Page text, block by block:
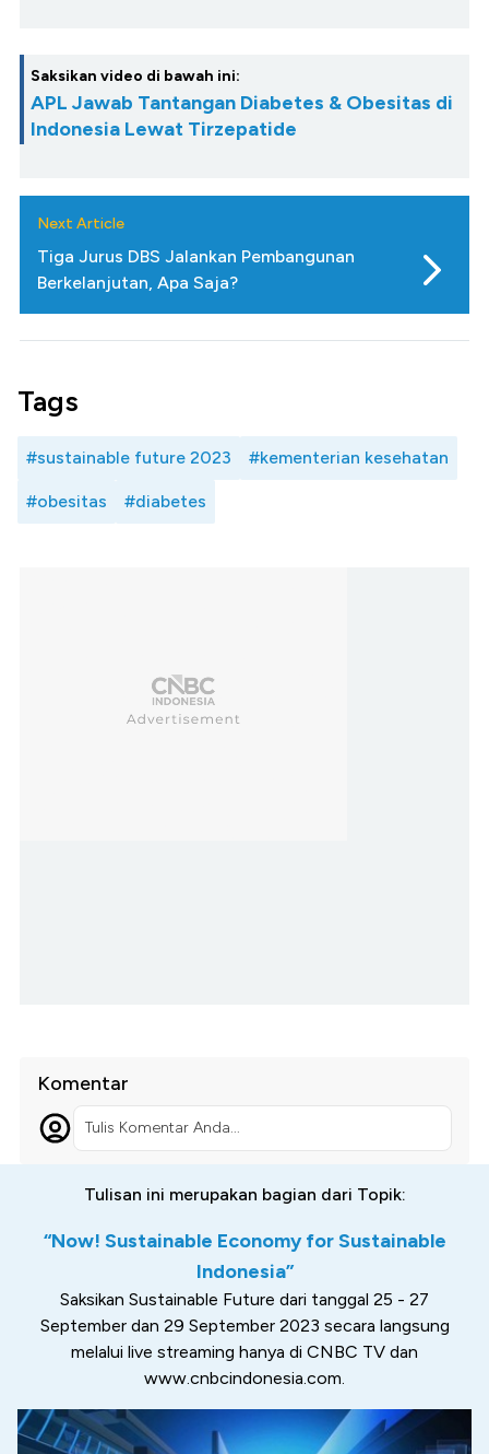
Saksikan video di bawah ini:
APL Jawab Tantangan Diabetes & Obesitas di
Indonesia Lewat Tirzepatide
Next Article
Tiga Jurus DBS Jalankan Pembangunan
Berkelanjutan, Apa Saja?
Tags
#sustainable future 2023 #kementerian kesehatan
#obesitas #diabetes
Komentar
Tulis Komentar Anda...
Tulisan ini merupakan bagian dari Topik:
“Now! Sustainable Economy for Sustainable
Indonesia”
Saksikan Sustainable Future dari tanggal 25 - 27
September dan 29 September 2023 secara langsung
melalui live streaming hanya di CNBC TV dan
www.cnbcindonesia.com.